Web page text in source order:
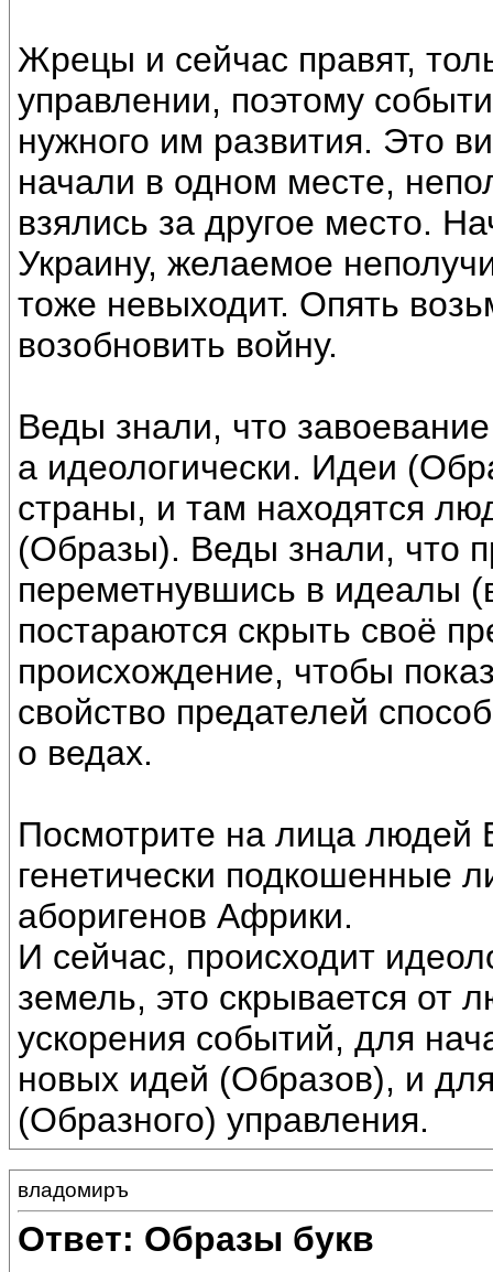
Жрецы и сейчас правят,
управлении, поэтому
нужного им развития. Это
начали в одном месте,
взялись за другое место.
Украину, желаемое
тоже невыходит. Опять
возобновить войну.
Веды знали, что
а идеологически. Идеи
страны, и там находятся
(Образы). Веды знали, что
переметнувшись в идеалы
постараются скрыть своё
происхождение, чтобы
свойство предателей
о ведах.
Посмотрите на лица людей
генетически подкошенные
аборигенов Африки.
И сейчас, происходит
земель, это скрывается от
ускорения событий, для
новых идей (Образов), и
(Образного) управления.
владомиръ
Ответ: Образы букв